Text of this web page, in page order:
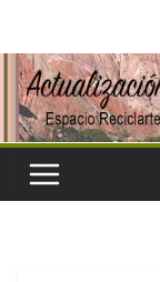
contenido